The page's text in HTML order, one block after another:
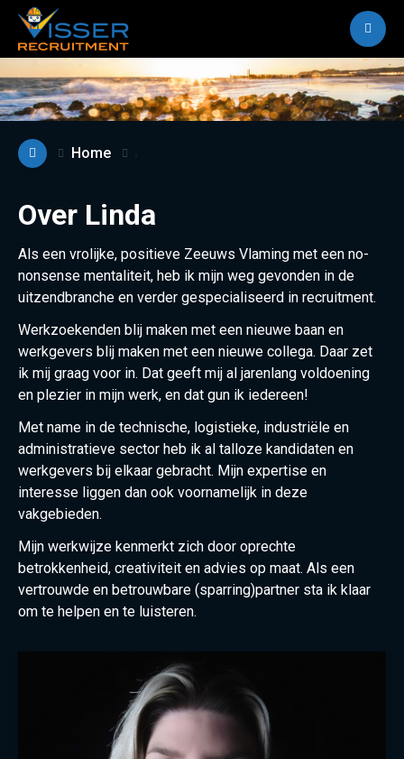
Home
Over Linda
Als een vrolijke, positieve Zeeuws Vlaming met een no-
nonsense mentaliteit, heb ik mijn weg gevonden in de
uitzendbranche en verder gespecialiseerd in recruitment.
Werkzoekenden blij maken met een nieuwe baan en
werkgevers blij maken met een nieuwe collega. Daar zet
ik mij graag voor in. Dat geeft mij al jarenlang voldoening
en plezier in mijn werk, en dat gun ik iedereen!
Met name in de technische, logistieke, industriële en
administratieve sector heb ik al talloze kandidaten en
werkgevers bij elkaar gebracht. Mijn expertise en
interesse liggen dan ook voornamelijk in deze
vakgebieden.
Mijn werkwijze kenmerkt zich door oprechte
betrokkenheid, creativiteit en advies op maat. Als een
vertrouwde en betrouwbare (sparring)partner sta ik klaar
om te helpen en te luisteren.